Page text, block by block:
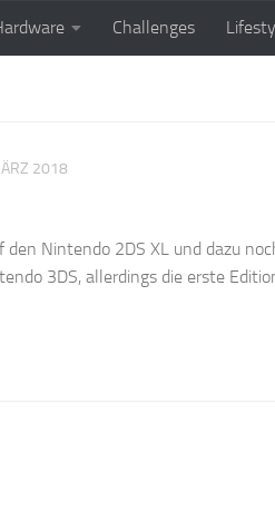
Challenges
2018
Nintendo 2DS XL und dazu
3DS, allerdings die erste